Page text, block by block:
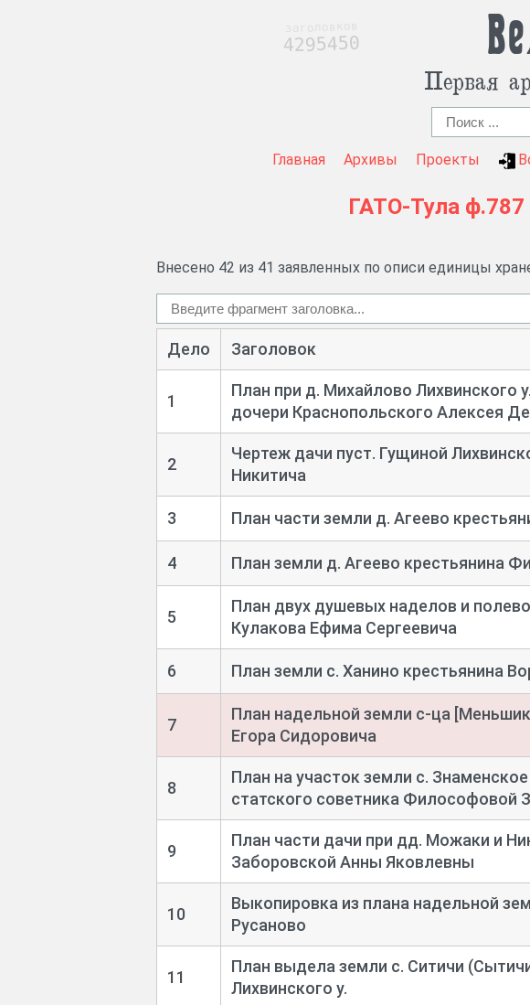
Первая
Главная Архивы Проекты
ГАТО-Тула ф.787
Внесено 42 из 41 заявленных по описи единицы
Дело Заголовок
1
План при д. Михайлово Лихвинского
дочери Краснопольского Алексея
2
Чертеж дачи пуст. Гущиной
Никитича
3 План части земли д. Агеево
4 План земли д. Агеево крестьянина
5
План двух душевых наделов и
Кулакова Ефима Сергеевича
6 План земли с. Ханино крестьянина
7
План надельной земли с-ца
Егора Сидоровича
8
План на участок земли с.
статского советника Философовой
9
План части дачи при дд. Можаки и
Заборовской Анны Яковлевны
10
Выкопировка из плана надельной
Русаново
11
План выдела земли с. Ситичи
Лихвинского у.
4295450